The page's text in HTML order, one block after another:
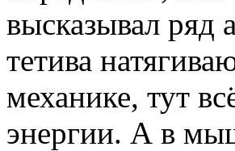
высказывал ряд
тетива
механике, тут
энергии. А в